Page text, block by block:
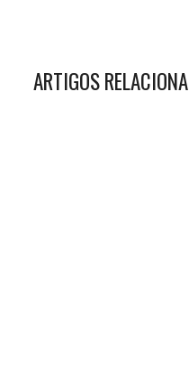
ARTIGOS